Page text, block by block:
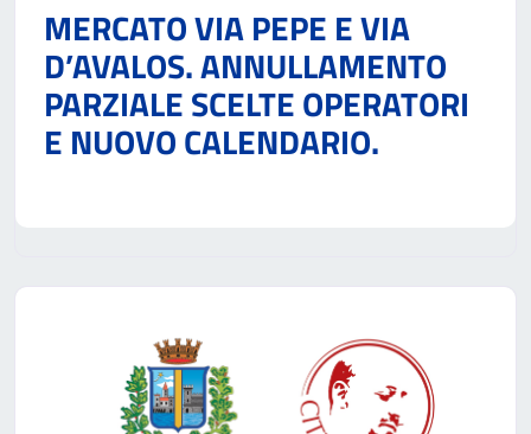
MERCATO VIA PEPE E VIA
D’AVALOS. ANNULLAMENTO
PARZIALE SCELTE OPERATORI
E NUOVO CALENDARIO.